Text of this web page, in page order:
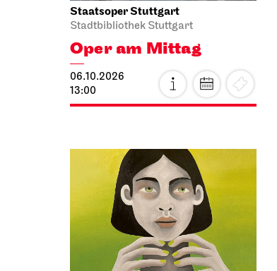
Staatsoper Stuttgart
Stadtbibliothek Stuttgart
Oper am Mittag
06.10.2026
13:00